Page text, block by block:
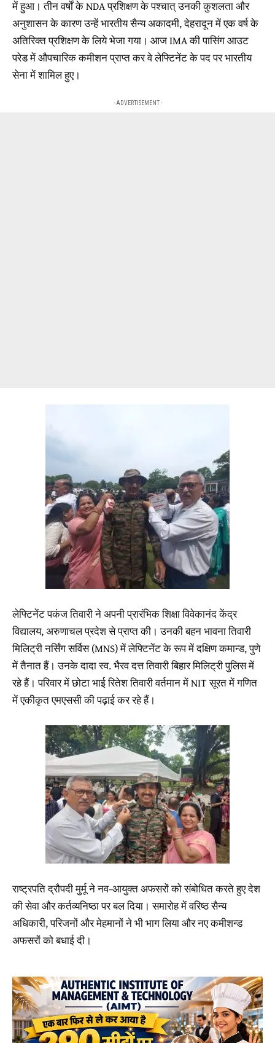
में हुआ। तीन वर्षों के NDA प्रशिक्षण के पश्चात् उनकी कुशलता और
अनुशासन के कारण उन्हें भारतीय सैन्य अकादमी, देहरादून में एक वर्ष के
अतिरिक्त प्रशिक्षण के लिये भेजा गया। आज IMA की पासिंग आउट
परेड में औपचारिक कमीशन प्राप्त कर वे लेफ्टिनेंट के पद पर भारतीय
सेना में शामिल हुए।
- ADVERTISEMENT -
लेफ्टिनेंट पकंज तिवारी ने अपनी प्रारंभिक शिक्षा विवेकानंद केंद्र
विद्यालय, अरुणाचल प्रदेश से प्राप्त की। उनकी बहन भावना तिवारी
मिलिट्री नर्सिंग सर्विस (MNS) में लेफ्टिनेंट के रूप में दक्षिण कमान्ड, पुणे
में तैनात हैं। उनके दादा स्व. भैरव दत्त तिवारी बिहार मिलिट्री पुलिस में
रहे हैं। परिवार में छोटा भाई रितेश तिवारी वर्तमान में NIT सूरत में गणित
में एकीकृत एमएससी की पढ़ाई कर रहे हैं।
राष्ट्रपति द्रौपदी मुर्मू ने नव-आयुक्त अफसरों को संबोधित करते हुए देश
की सेवा और कर्तव्यनिष्ठा पर बल दिया। समारोह में वरिष्ठ सैन्य
अधिकारी, परिजनों और मेहमानों ने भी भाग लिया और नए कमीशन्ड
अफसरों को बधाई दी।